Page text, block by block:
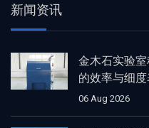
新闻资讯
金木石实验
的效率与细
06 Aug 2026